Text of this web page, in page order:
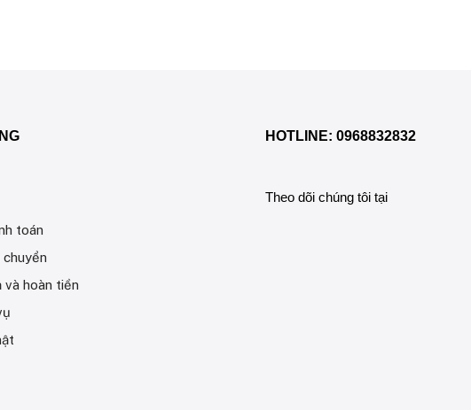
toán
và hoàn tiền
HOTLINE: 0968832832
Theo dõi chúng tôi tại